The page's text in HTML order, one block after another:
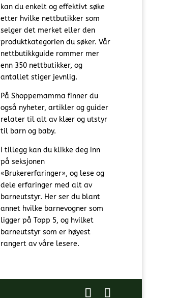
kan du enkelt og effektivt søke
etter hvilke nettbutikker som
selger det merket eller den
produktkategorien du søker. Vår
nettbutikkguide rommer mer
enn 350 nettbutikker, og
antallet stiger jevnlig.
På Shoppemamma finner du
også nyheter, artikler og guider
relater til alt av klær og utstyr
til barn og baby.
I tillegg kan du klikke deg inn
på seksjonen
«Brukererfaringer», og lese og
dele erfaringer med alt av
barneutstyr. Her ser du blant
annet hvilke barnevogner som
ligger på Topp 5, og hvilket
barneutstyr som er høyest
rangert av våre lesere.